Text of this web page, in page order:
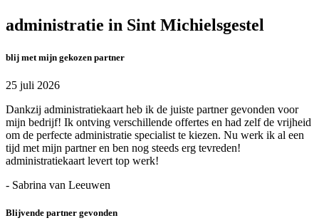
administratie in Sint Michielsgestel
blij met mijn gekozen partner
25 juli 2026
Dankzij administratiekaart heb ik de juiste partner gevonden voor
mijn bedrijf! Ik ontving verschillende offertes en had zelf de vrijheid
om de perfecte administratie specialist te kiezen. Nu werk ik al een
tijd met mijn partner en ben nog steeds erg tevreden!
administratiekaart levert top werk!
- Sabrina van Leeuwen
Blijvende partner gevonden